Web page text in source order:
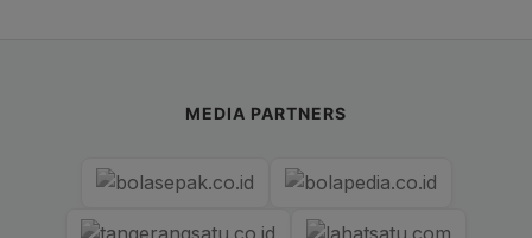
MEDIA PARTNERS